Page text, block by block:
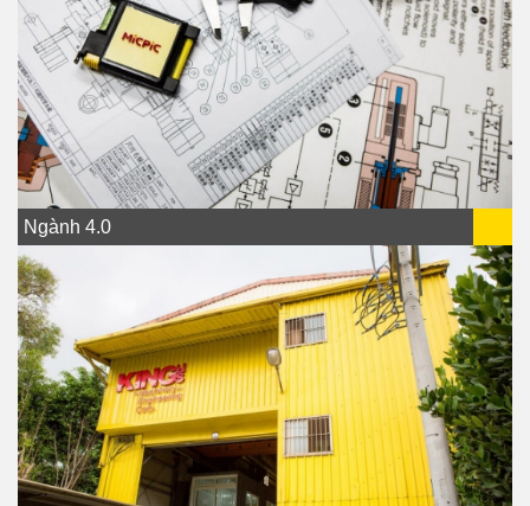
Ngành 4.0